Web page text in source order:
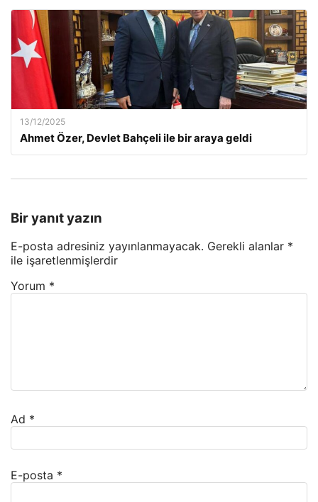
13/12/2025
Ahmet Özer, Devlet Bahçeli ile bir araya geldi
Bir yanıt yazın
E-posta adresiniz yayınlanmayacak. Gerekli alanlar *
ile işaretlenmişlerdir
Yorum *
Ad *
E-posta *